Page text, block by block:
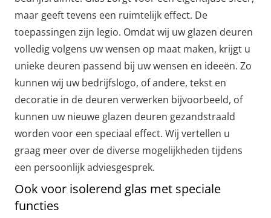
maar geeft tevens een ruimtelijk effect. De
toepassingen zijn legio. Omdat wij uw glazen deuren
volledig volgens uw wensen op maat maken, krijgt u
unieke deuren passend bij uw wensen en ideeën. Zo
kunnen wij uw bedrijfslogo, of andere, tekst en
decoratie in de deuren verwerken bijvoorbeeld, of
kunnen uw nieuwe glazen deuren gezandstraald
worden voor een speciaal effect. Wij vertellen u
graag meer over de diverse mogelijkheden tijdens
een persoonlijk adviesgesprek.
Ook voor isolerend glas met speciale
functies